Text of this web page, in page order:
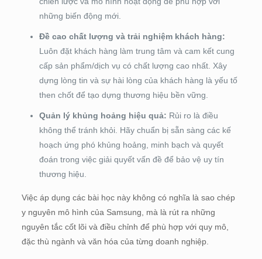
những biến động mới.
Đề cao chất lượng và trải nghiệm khách hàng:
Luôn đặt khách hàng làm trung tâm và cam kết cung
cấp sản phẩm/dịch vụ có chất lượng cao nhất. Xây
dựng lòng tin và sự hài lòng của khách hàng là yếu tố
then chốt để tạo dựng thương hiệu bền vững.
Quản lý khủng hoảng hiệu quả: Rủi ro là điều
không thể tránh khỏi. Hãy chuẩn bị sẵn sàng các kế
hoạch ứng phó khủng hoảng, minh bạch và quyết
đoán trong việc giải quyết vấn đề để bảo vệ uy tín
thương hiệu.
Việc áp dụng các bài học này không có nghĩa là sao chép
y nguyên mô hình của Samsung, mà là rút ra những
nguyên tắc cốt lõi và điều chỉnh để phù hợp với quy mô,
đặc thù ngành và văn hóa của từng doanh nghiệp.